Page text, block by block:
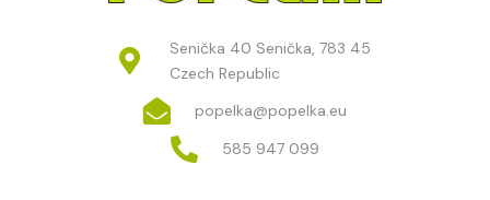
Senička 40 Senička, 783 45
Czech Republic
popelka@popelka.eu
585 947 099